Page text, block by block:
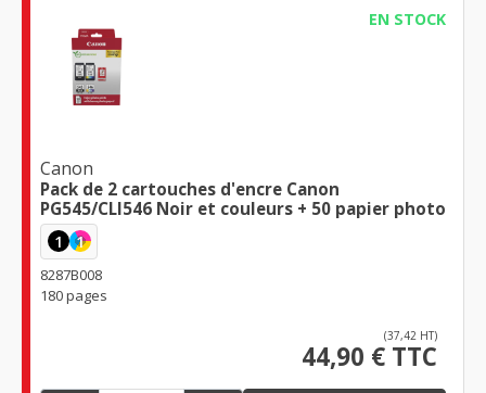
EN STOCK
Canon
Pack de 2 cartouches d'encre Canon
PG545/CLI546 Noir et couleurs + 50 papier photo
1 1
8287B008
180 pages
(37,42 HT)
44,90 € TTC